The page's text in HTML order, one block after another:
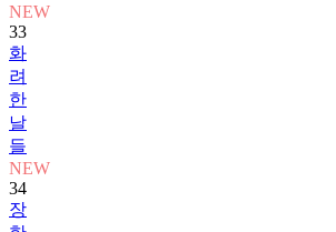
NEW
33
화
려
한
날
들
NEW
34
장